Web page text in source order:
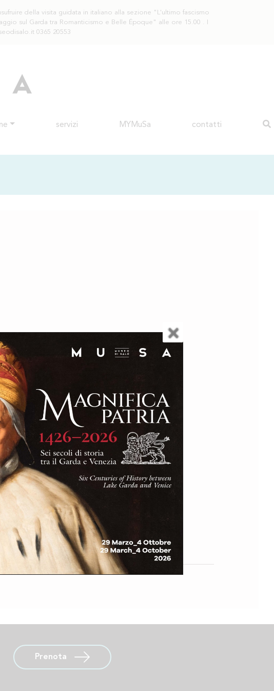
della visita guidata in italiano alla sezione "L'ultimo fascismo
sul Garda tra Romanticismo e Belle Époque" alle ore 15.00 . I
0365 20553
servizi MYMuSa contatti
Prenota